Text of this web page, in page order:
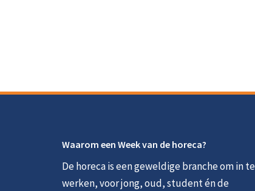
Waarom een Week van de horeca?
De horeca is een geweldige branche om in te
werken, voor jong, oud, student én de